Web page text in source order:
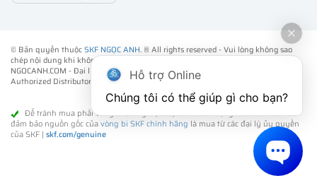
© Bản quyền thuộcSKF NGỌC ANH. ® All rights reserved - Vui lòng không sao
chép nội dung khi không được sự đồng ý của chúng tôi.
NGOCANH.COM - Đại lý ủy quyền vòng bi bạc đạn SKF chính hãng -
Authorized Distributor - Phân phối các sản phẩm SKF chính hãng tại Việt Nam.
Để tránh mua phải vòng bi SKF giả (fake) kém chất lượng. Cách tốt nhất để
đảm bảo nguồn gốc củavòng bi SKF chính hãng là mua từ các đại lý ủy quyền
của SKF | skf.com/genuine
Hỗ trợ Online
Chúng tôi có thể giúp gì cho bạn?